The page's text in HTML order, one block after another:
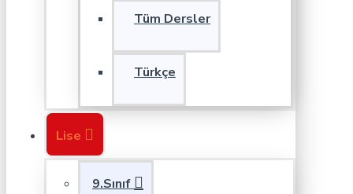
Tüm Dersler
Türkçe
Lise
9.Sınıf